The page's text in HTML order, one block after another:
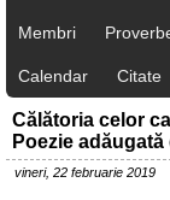
Membri
Calendar Citate
Călătoria celor
Poezie adăugată
vineri, 22 februarie 2019